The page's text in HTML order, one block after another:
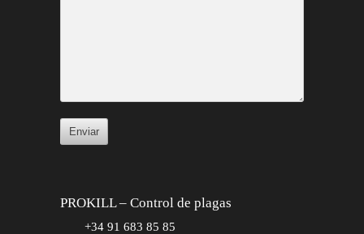
PROKILL – Control de plagas
+34 91 683 85 85